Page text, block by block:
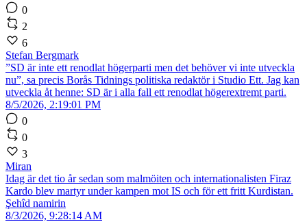
0
2
6
Stefan Bergmark
”SD är inte ett renodlat högerparti men det behöver vi inte utveckla
nu”, sa precis Borås Tidnings politiska redaktör i Studio Ett. Jag kan
utveckla åt henne: SD är i alla fall ett renodlat högerextremt parti.
8/5/2026, 2:19:01 PM
0
0
3
Miran
Idag är det tio år sedan som malmöiten och internationalisten Firaz
Kardo blev martyr under kampen mot IS och för ett fritt Kurdistan.
Şehîd namirin
8/3/2026, 9:28:14 AM